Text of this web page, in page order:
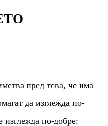
пред това, че има
да изглежда по-
изглежда по-добре: